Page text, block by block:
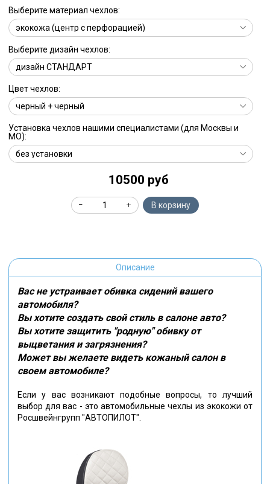
Выберите материал чехлов:
Выберите дизайн чехлов:
Цвет чехлов:
Установка чехлов нашими специалистами (для Москвы и
МО):
10500 руб
В корзину
Описание
Вас не устраивает обивка сидений вашего
автомобиля?
Вы хотите создать свой стиль в салоне авто?
Вы хотите защитить "родную" обивку от
выцветания и загрязнения?
Может вы желаете видеть кожаный салон в
своем автомобиле?
Если у вас возникают подобные вопросы, то лучший
выбор для вас - это автомобильные чехлы из экокожи от
Росшвейнгрупп "АВТОПИЛОТ".